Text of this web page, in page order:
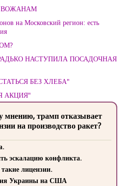
ВОЖАНАМ
на Московский регион: есть
НАСТУПИЛА ПОСАДОЧНАЯ
БЕЗ ХЛЕБА"
АКЦИЯ"
мнению, трамп отказывает
на производство ракет?
эскалацию конфликта.
лицензии.
Украины на США